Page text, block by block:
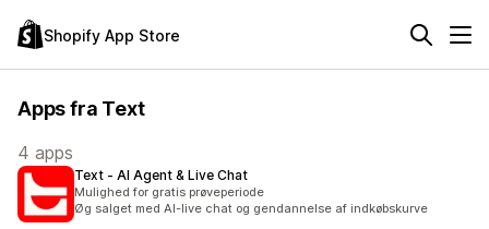
Shopify App Store
Apps fra Text
4 apps
Text ‑ AI Agent & Live Chat
Mulighed for gratis prøveperiode
Øg salget med AI-live chat og gendannelse af indkøbskurve